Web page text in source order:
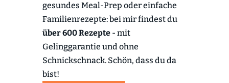
gesundes Meal-Prep oder einfache
Familienrezepte: bei mir findest du
über 600 Rezepte- mit
Gelinggarantie und ohne
Schnickschnack. Schön, dass du da
bist!